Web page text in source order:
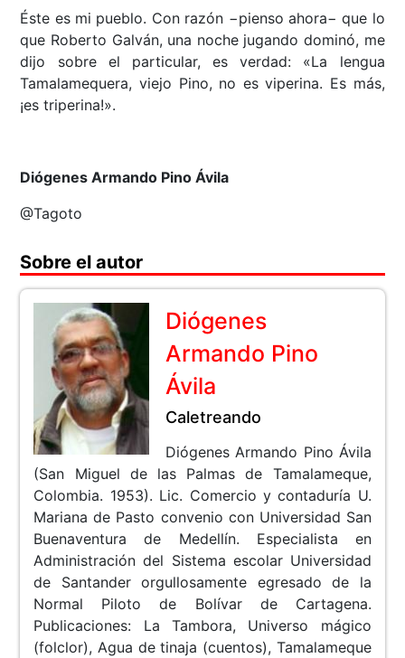
Éste es mi pueblo. Con razón −pienso ahora− que lo
que Roberto Galván, una noche jugando dominó, me
dijo sobre el particular, es verdad: «La lengua
Tamalamequera, viejo Pino, no es viperina. Es más,
¡es triperina!».
Diógenes Armando Pino Ávila
@Tagoto
Sobre el autor
Diógenes
Armando Pino
Ávila
Caletreando
Diógenes Armando Pino Ávila
(San Miguel de las Palmas de Tamalameque,
Colombia. 1953). Lic. Comercio y contaduría U.
Mariana de Pasto convenio con Universidad San
Buenaventura de Medellín. Especialista en
Administración del Sistema escolar Universidad
de Santander orgullosamente egresado de la
Normal Piloto de Bolívar de Cartagena.
Publicaciones: La Tambora, Universo mágico
(folclor), Agua de tinaja (cuentos), Tamalameque